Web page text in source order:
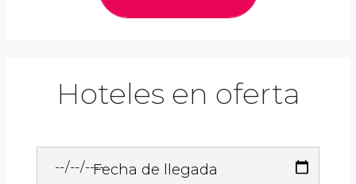
Hoteles en oferta
Fecha de llegada